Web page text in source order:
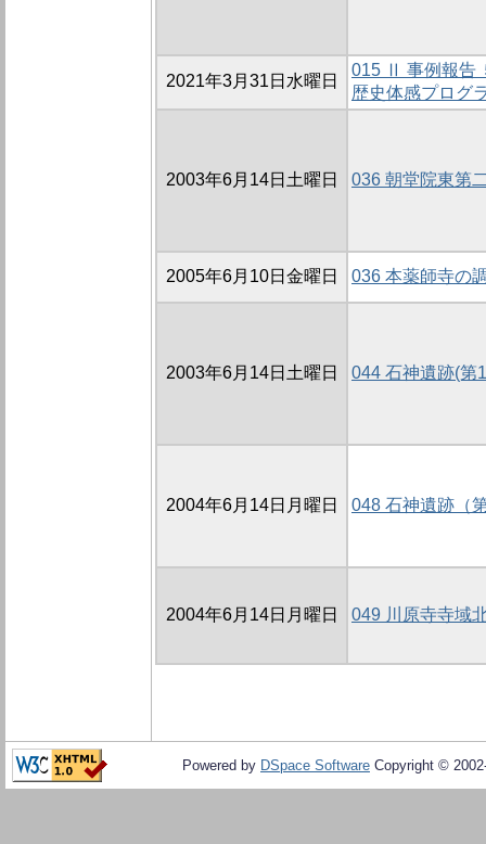
2021年3月31日水曜日
015 Ⅱ 事例報告
歴史体感プログ
2003年6月14日土曜日 036 朝堂院東第
2005年6月10日金曜日 036 本薬師寺の
2003年6月14日土曜日 044 石神遺跡(第
2004年6月14日月曜日 048 石神遺跡（
2004年6月14日月曜日 049 川原寺寺域
Powered by DSpace Software Copyright ©